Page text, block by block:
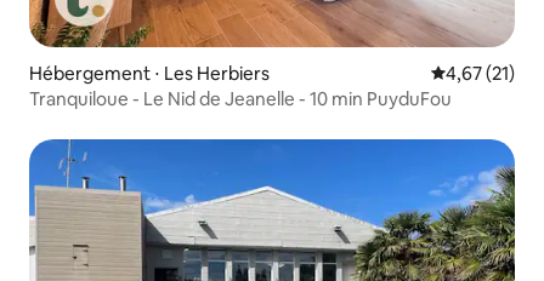
Hébergement ⋅ Les Herbiers Évaluation
4,67 (21)
Tranquiloue - Le Nid de Jeanelle - 10 min PuyduFou